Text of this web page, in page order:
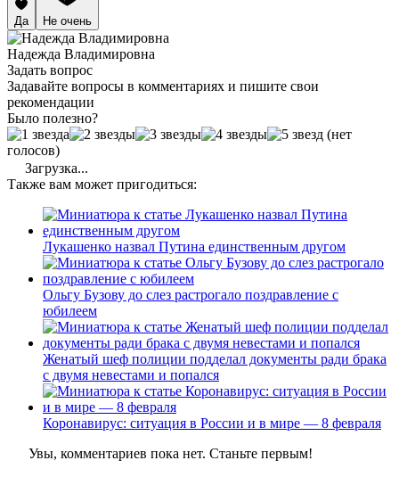
Да Не очень
Надежда Владимировна
Задать вопрос
Задавайте вопросы в комментариях и пишите свои
рекомендации
Было полезно?
(нет
голосов)
Загрузка...
Также вам может пригодиться:
Лукашенко назвал Путина единственным другом
Ольгу Бузову до слез растрогало поздравление с
юбилеем
Женатый шеф полиции подделал документы ради брака
с двумя невестами и попался
Коронавирус: ситуация в России и в мире — 8 февраля
Увы, комментариев пока нет. Станьте первым!